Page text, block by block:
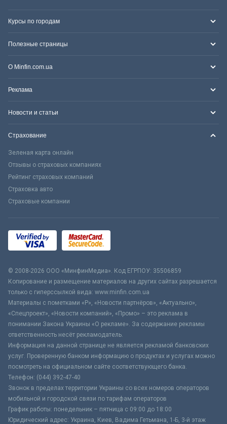
Курсы по городам
Полезные страницы
О Minfin.com.ua
Реклама
Новости и статьи
Страхование
Зеленая карта онлайн
Отзывы о страховых компаниях
Рейтинг страховых компаний
Страховка авто
Страховые компании
© 2008-2026 ООО «МинфинМедиа». Код ЕГРПОУ: 35506859
Копирование и размещение материалов на других сайтах разрешается
только с гиперссылкой вида: www.minfin.com.ua
Материалы с пометками «Р», «Новости партнёров», «Актуально»,
«Спецпроект», «Новости компаний», «Промо» – это реклама в
понимании Закона Украины «О рекламе». За содержание рекламы
ответственность несёт рекламодатель.
Информация на данной странице не является рекламой банковских
услуг. Проверенную банком информацию о продуктах и услугах можно
посмотреть на официальном сайте соответствующего банка.
Телефон: (044) 392-47-40
Звонок в пределах территории Украины со всех номеров операторов
мобильной и городской связи по тарифам операторов
График работы: понедельник – пятница с 09:00 до 18:00
Юридический адрес: Украина, Киев, Вадима Гетьмана, 1-Б, 3-й этаж